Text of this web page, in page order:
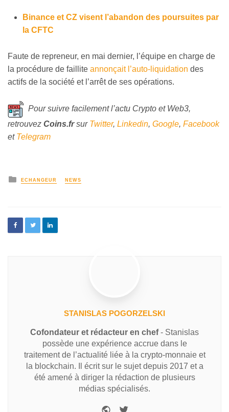
Binance et CZ visent l’abandon des poursuites par
la CFTC
Faute de repreneur, en mai dernier, l’équipe en charge de
la procédure de faillite annonçait l’auto-liquidation des
actifs de la société et l’arrêt de ses opérations.
Pour suivre facilement l’actu Crypto et Web3,
retrouvez Coins.frsur Twitter, Linkedin, Google, Facebook
et Telegram
ECHANGEUR NEWS
STANISLAS POGORZELSKI
Cofondateur et rédacteur en chef- Stanislas
possède une expérience accrue dans le
traitement de l’actualité liée à la crypto-monnaie et
la blockchain. Il écrit sur le sujet depuis 2017 et a
été amené à diriger la rédaction de plusieurs
médias spécialisés.